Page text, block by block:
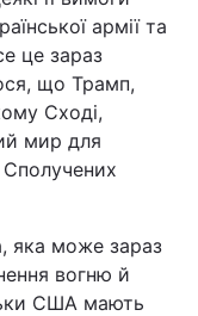
армії та
це зараз
що Трамп,
Сході,
мир для
яка може зараз
вогню й
США мають